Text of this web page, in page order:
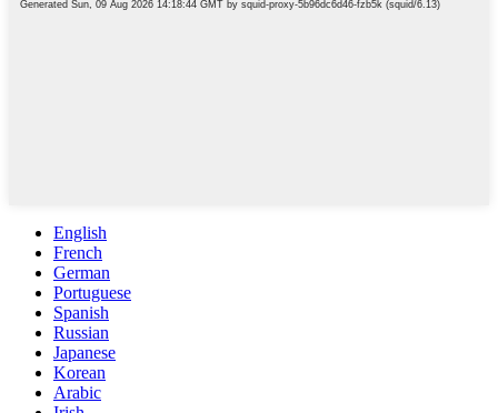
English
French
German
Portuguese
Spanish
Russian
Japanese
Korean
Arabic